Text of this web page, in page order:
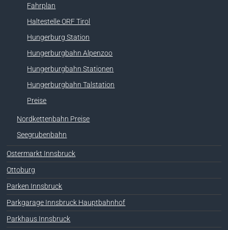
Fahrplan
Haltestelle ORF Tirol
Hungerburg Station
Hungerburgbahn Alpenzoo
Hungerburgbahn Stationen
Hungerburgbahn Talstation
Preise
Nordkettenbahn Preise
Seegrubenbahn
Ostermarkt Innsbruck
Ottoburg
Parken Innsbruck
Parkgarage Innsbruck Hauptbahnhof
Parkhaus Innsbruck